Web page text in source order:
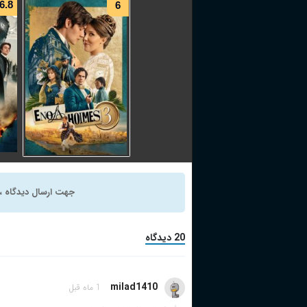
6
(2026)
6.8
جهت ارسال دیدگاه
20 دیدگاه
milad1410 1 ماه قبل